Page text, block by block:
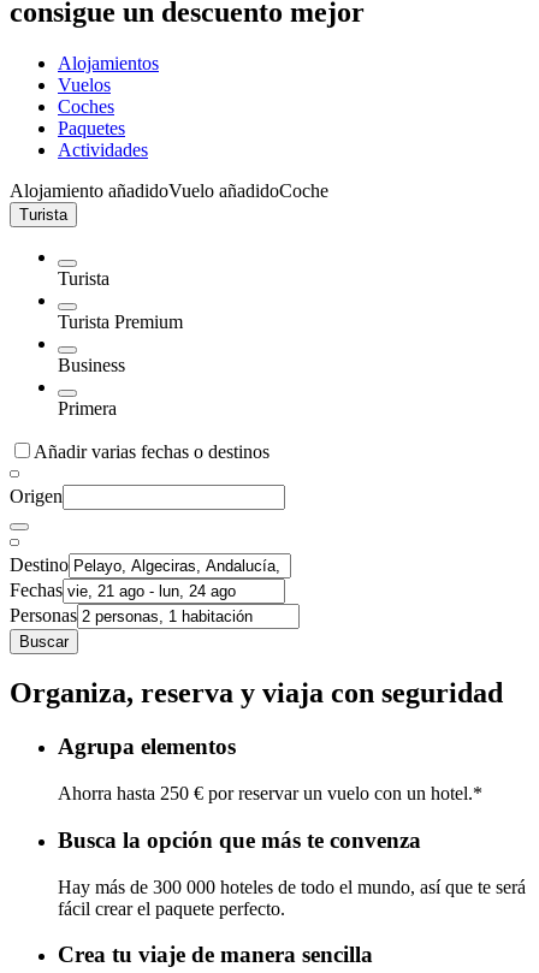
consigue un descuento mejor
Alojamientos
Vuelos
Coches
Paquetes
Actividades
Alojamiento añadidoVuelo añadidoCoche
Turista
Turista
Turista Premium
Business
Primera
Añadir varias fechas o destinos
Origen
Destino
Fechas
Personas
Buscar
Organiza, reserva y viaja con seguridad
Agrupa elementos
Ahorra hasta 250 € por reservar un vuelo con un hotel.*
Busca la opción que más te convenza
Hay más de 300 000 hoteles de todo el mundo, así que te será
fácil crear el paquete perfecto.
Crea tu viaje de manera sencilla